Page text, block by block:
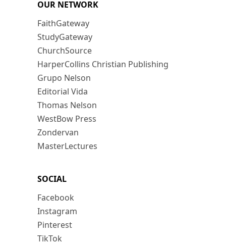
OUR NETWORK
FaithGateway
StudyGateway
ChurchSource
HarperCollins Christian Publishing
Grupo Nelson
Editorial Vida
Thomas Nelson
WestBow Press
Zondervan
MasterLectures
SOCIAL
Facebook
Instagram
Pinterest
TikTok